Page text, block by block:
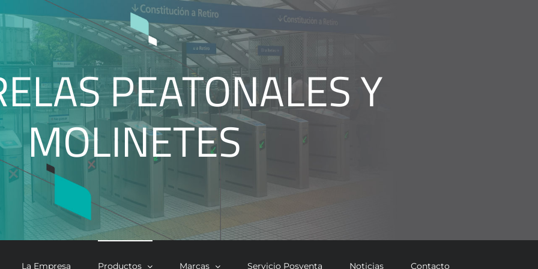
PEATONALES Y
MOLINETES
La Empresa Productos Marcas Servicio Posventa Noticias Contacto